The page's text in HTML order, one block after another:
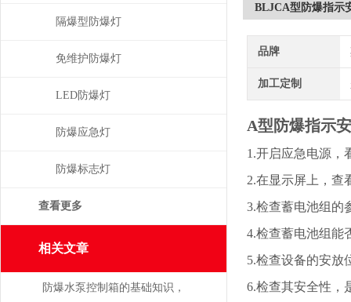
BLJCA型防爆指示
品牌
加工定制
A型防爆指示
1.开启应急电源，
2.在显示屏上，查
3.检查蓄电池组的
4.检查蓄电池组能
5.检查设备的安放
6.检查其安全性，
隔爆型防爆灯
免维护防爆灯
LED防爆灯
防爆应急灯
防爆标志灯
查看更多
相关文章
防爆水泵控制箱的基础知识，